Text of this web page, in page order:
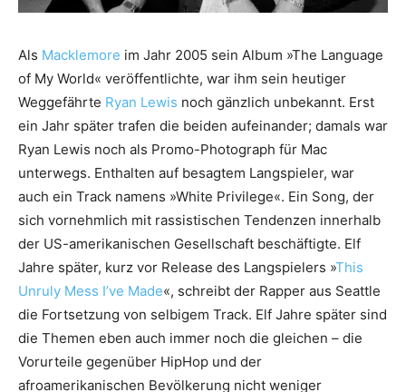
Als Macklemore im Jahr 2005 sein Album »The Language
of My World« veröffentlichte, war ihm sein heutiger
Weggefährte Ryan Lewis noch gänzlich unbekannt. Erst
ein Jahr später trafen die beiden aufeinander; damals war
Ryan Lewis noch als Promo-Photograph für Mac
unterwegs. Enthalten auf besagtem Langspieler, war
auch ein Track namens »White Privilege«. Ein Song, der
sich vornehmlich mit rassistischen Tendenzen innerhalb
der US-amerikanischen Gesellschaft beschäftigte. Elf
Jahre später, kurz vor Release des Langspielers »This
Unruly Mess I’ve Made«, schreibt der Rapper aus Seattle
die Fortsetzung von selbigem Track. Elf Jahre später sind
die Themen eben auch immer noch die gleichen – die
Vorurteile gegenüber HipHop und der
afroamerikanischen Bevölkerung nicht weniger